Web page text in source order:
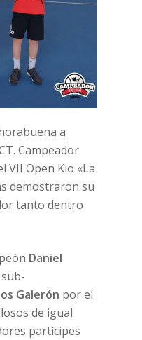
a
Campeador
VII Open Kio «La
demostraron su
tanto dentro
Daniel
Galerón por el
de igual
partícipes